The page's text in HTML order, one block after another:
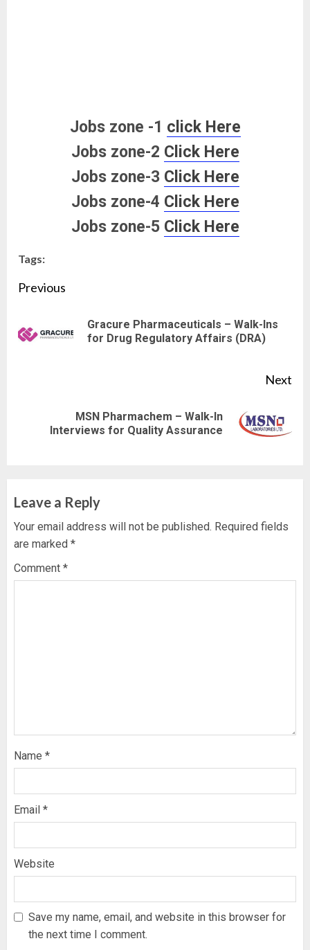
Jobs zone -1 click Here
Jobs zone-2 Click Here
Jobs zone-3 Click Here
Jobs zone-4 Click Here
Jobs zone-5 Click Here
Tags:
Continue
Reading
Previous
Gracure Pharmaceuticals – Walk-Ins
for Drug Regulatory Affairs (DRA)
Next
MSN Pharmachem – Walk-In
Interviews for Quality Assurance
Leave a Reply
Your email address will not be published. Required fields
are marked *
Comment *
Name *
Email *
Website
Save my name, email, and website in this browser for
the next time I comment.